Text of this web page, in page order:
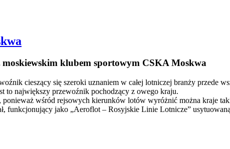
moskiewskim klubem sportowym CSKA Moskwa
cieszący się szeroki uznaniem w całej lotniczej branży przede
to największy przewoźnik pochodzący z owego kraju.
wśród rejsowych kierunków lotów wyróżnić można kraje
funkcjonujący jako „Aeroflot – Rosyjskie Linie Lotnicze”